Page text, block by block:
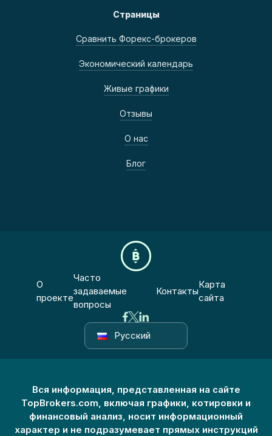
Страницы
Сравнить Форекс-брокеров
Экономический календарь
Живые графики
Отзывы
О нас
Блог
О
проекте
Часто
задаваемые
вопросы
Контакты
Карта
сайта
Русский
Вся информация, представленная на сайте
TopBrokers.com, включая графики, котировки и
финансовый анализ, носит информационный
характер и не подразумевает прямых инструкций